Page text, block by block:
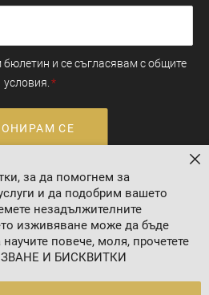
и се съгласявам с общите
условия.
СЕ
1 EUR = 1.95583 BGN
за да помогнем за
и да подобрим вашето
незадължителните
изживяване може да бъде
повече, моля, прочетете
И БИСКВИТКИ